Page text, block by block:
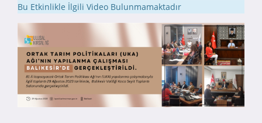
Bu Etkinlikle İlgili Video Bulunmamaktadır